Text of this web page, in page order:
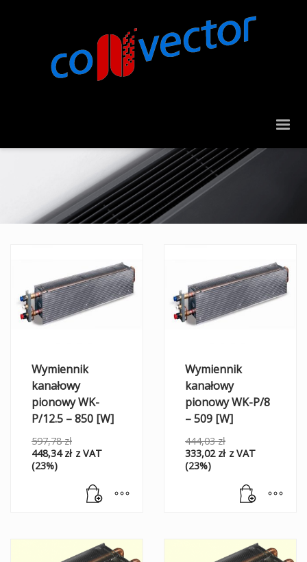
Wymiennik
kanałowy
pionowy WK-
P/12.5 – 850 [W]
597,78zł
448,34zł z VAT
(23%)
Wymiennik
kanałowy
pionowy WK-P/8
– 509 [W]
444,03zł
333,02 zł z VAT
(23%)